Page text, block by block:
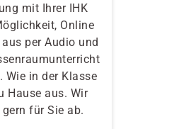
mit Ihrer IHK
Online
per Audio und
Wie in der Klasse
Hause aus. Wir
für Sie ab.